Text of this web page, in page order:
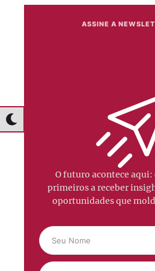
ASSINE A
O futuro acontece aqui:
primeiros a receber
oportunidades que